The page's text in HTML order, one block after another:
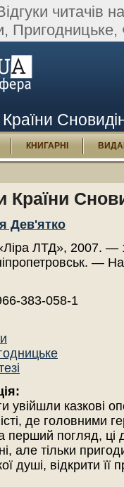
читачів
Пригодницьке,
КНИГАРНІ
Країни
Дев'ятко
ЛТД», 2007. —
—
383-058-1
увійшли казкові
де головними
перший погляд, ці
але тільки
душі, відкрити її